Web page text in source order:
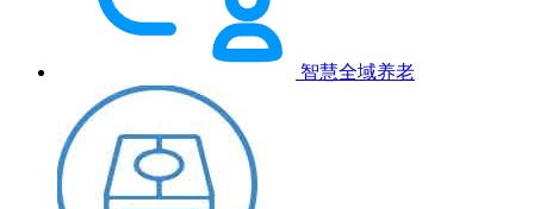
智慧全域养老